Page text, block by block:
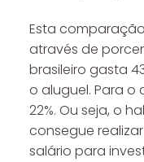
Esta
através de
brasileiro gasta
o aluguel. Para o
22%. Ou seja, o
consegue
salário para